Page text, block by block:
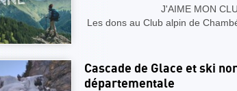
J'AIME MON
Les dons au Club alpin de
Cascade de Glace et ski
départementale